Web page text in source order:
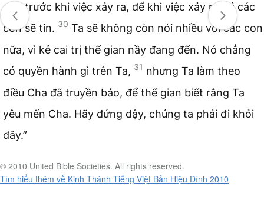
con trước khi việc xảy ra, để khi việc xảy ra thì các
con sẽ tin. 30 Ta sẽ không còn nói nhiều với các con
nữa, vì kẻ cai trị thế gian nầy đang đến. Nó chẳng
có quyền hành gì trên Ta, 31 nhưng Ta làm theo
điều Cha đã truyền bảo, để thế gian biết rằng Ta
yêu mến Cha. Hãy đứng dậy, chúng ta phải đi khỏi
đây.”
© 2010 United Bible Societies. All rights reserved.
Tìm hiểu thêm về Kinh Thánh Tiếng Việt Bản Hiệu Đính 2010